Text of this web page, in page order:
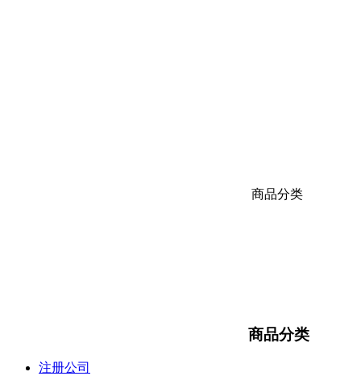
商品分类
商品分类
注册公司